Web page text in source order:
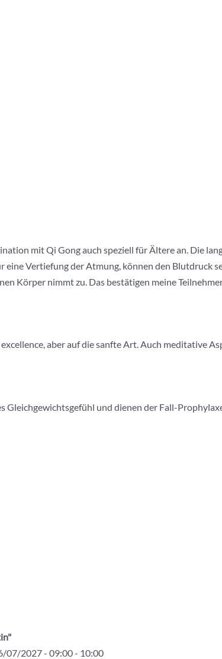
mit Qi Gong auch speziell für Ältere an. Die
eine Vertiefung der Atmung, können den Blutdruck
Körper nimmt zu. Das bestätigen meine
aber auf die sanfte Art. Auch meditative
Gleichgewichtsgefühl und dienen der Fall-
07/2027 - 09:00 - 10:00